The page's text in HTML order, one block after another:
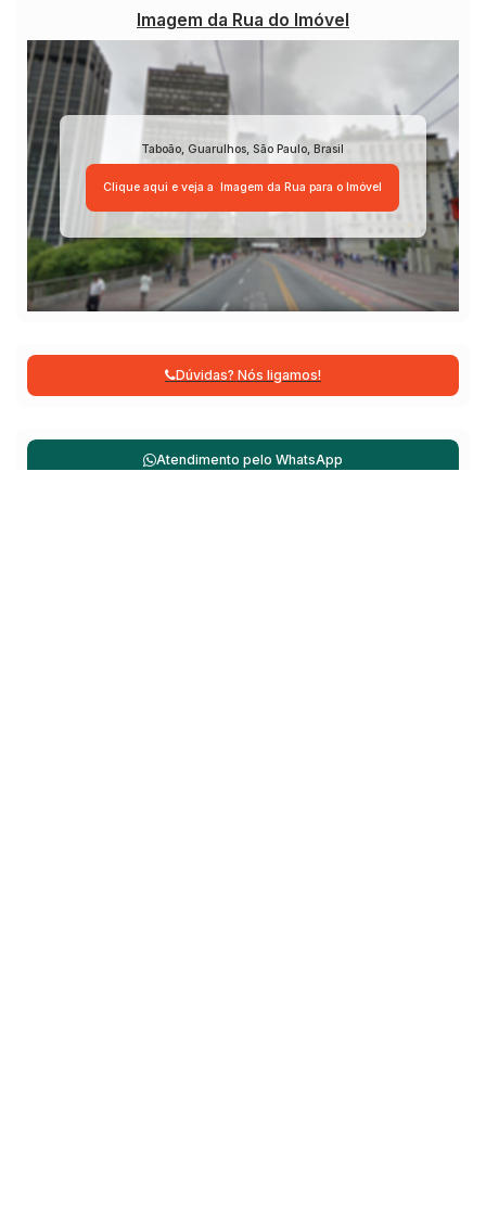
Imagem da Rua do Imóvel
Taboão Guarulhos ,São Paulo ,Brasil
Clique aqui e veja a Imagem da Rua para o Imóvel
Dúvidas? Nós ligamos!
Atendimento pelo WhatsApp